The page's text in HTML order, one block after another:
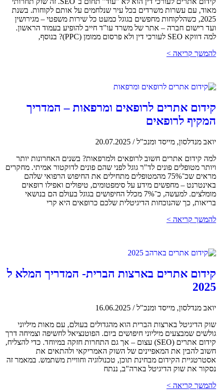
מאוד, עם עשרות משרדים בכל עיר שנלחמים על אותם לקוחות. בשנת
2025, כשהלקוחות מחפשים בגוגל כמעט כל שירות משפטי – מגירושין
ועד רישום חברה – אתר של משרד עו"ד חייב להופיע בעמוד הראשון.
למה דווקא SEO לעורכי דין ולא פרסום ממומן (PPC)? בנוסף,
להמשך קריאה >
קידום אתרים לרופאים ומרפאות – המדריך
המקיף לרופאים
יואב מנדלסון, מייסד ומנכ"ל/
20.07.2025
למה קידום אתרים חשוב לרופאים ולמרפאות? בשנים האחרונות יותר
ויותר מטופלים פונים לד"ר גוגל לפני שהם פונים לדוקטור אמיתי. מחקרים
מראים שכ־75% מהמטופלים מתחילים את החיפוש הרפואי שלהם
באינטרנט – מחפשים מידע על סימפטומים, טיפולים ואפילו רופאים
מומלצים. למעשה, כ־7% מכלל החיפושים בגוגל בעולם הם בנושאי
בריאות, כך שהנוכחות הדיגיטלית שלכם כרופאים היא קרי
להמשך קריאה >
קידום אתרים בארצות הברית- המדריך המלא ל
2025
יואב מנדלסון, מייסד ומנכ"ל/
16.06.2025
שוק הדיגיטל בארצות הברית הוא מהגדולים בעולם, עם מאות מיליוני
גולשים שמבצעים מיליוני חיפושים ביום. הפוטנציאל לחשיפה וצמיחה דרך
קידום אתרים (SEO) עצום – אך גם התחרות חזקה במיוחד. כדי להצליח,
חשוב להבין את המאפיינים של השוק האמריקאי ולהתאים את
אסטרטגיית הקידום מבחינת תוכן, טכנולוגיה וחוויית משתמש. במאמר זה
נסקור את שוק הדיגיטל בארה"ב, ננתח
להמשך קריאה >